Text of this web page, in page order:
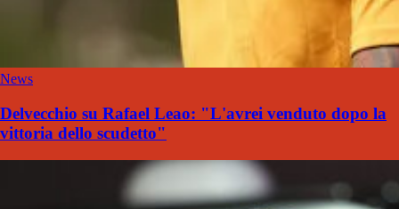
News
Delvecchio su Rafael Leao: "L'avrei venduto dopo la
vittoria dello scudetto"